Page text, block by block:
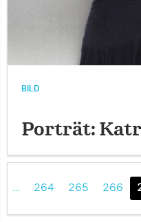
BILD
Porträt:
264 265 266